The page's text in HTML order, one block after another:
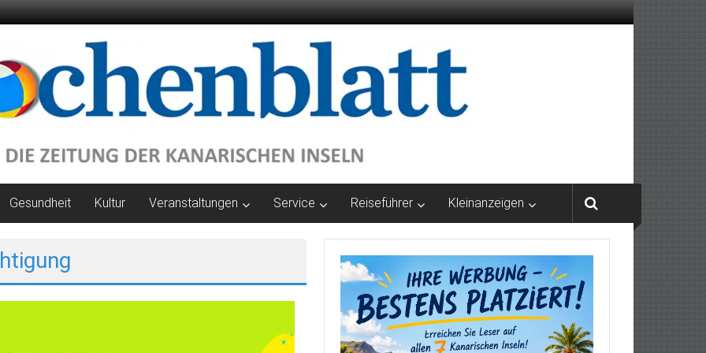
Gesundheit Kultur Veranstaltungen Service Reiseführer Kleinanzeigen